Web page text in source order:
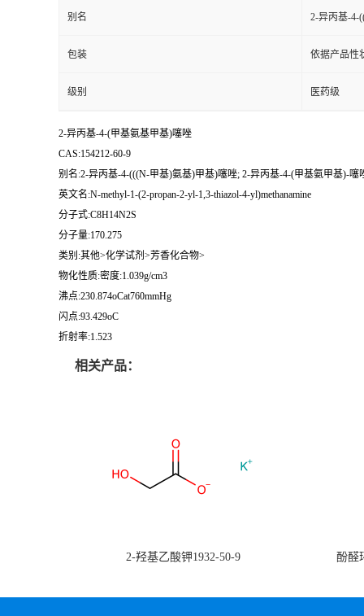
别名 2-异丙基-4-
包装 依据产品性
级别 医药级
2-异丙基-4-(甲基氨基甲基)噻唑
CAS:154212-60-9
别名:2-异丙基-4-(((N-甲基)氨基)甲基)噻唑; 2-异丙基-4-(甲基氨甲基)-
英文名:N-methyl-1-(2-propan-2-yl-1,3-thiazol-4-yl)methanamine
分子式:C8H14N2S
分子量:170.275
类别:其他>化学试剂>芳香化合物>
物化性质:密度:1.039g/cm3
沸点:230.874oCat760mmHg
闪点:93.429oC
折射率:1.523
相关产品：
2-羟基乙酸钾1932-50-9 酚醛